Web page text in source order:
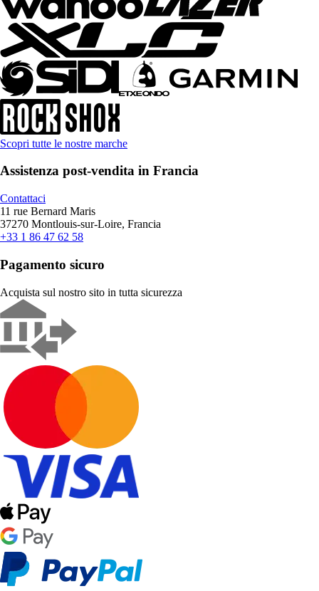
Scopri tutte le nostre marche
Assistenza post-vendita in Francia
Contattaci
11 rue Bernard Maris
37270 Montlouis-sur-Loire, Francia
+33 1 86 47 62 58
Pagamento sicuro
Acquista sul nostro sito in tutta sicurezza